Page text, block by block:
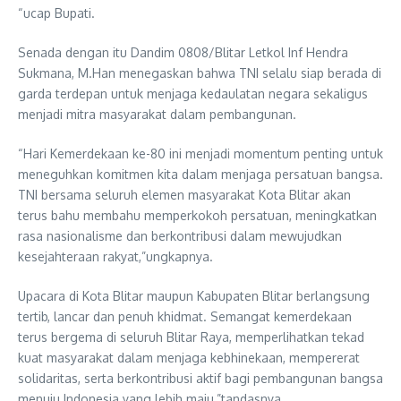
“ucap Bupati.
Senada dengan itu Dandim 0808/Blitar Letkol Inf Hendra
Sukmana, M.Han menegaskan bahwa TNI selalu siap berada di
garda terdepan untuk menjaga kedaulatan negara sekaligus
menjadi mitra masyarakat dalam pembangunan.
“Hari Kemerdekaan ke-80 ini menjadi momentum penting untuk
meneguhkan komitmen kita dalam menjaga persatuan bangsa.
TNI bersama seluruh elemen masyarakat Kota Blitar akan
terus bahu membahu memperkokoh persatuan, meningkatkan
rasa nasionalisme dan berkontribusi dalam mewujudkan
kesejahteraan rakyat,”ungkapnya.
Upacara di Kota Blitar maupun Kabupaten Blitar berlangsung
tertib, lancar dan penuh khidmat. Semangat kemerdekaan
terus bergema di seluruh Blitar Raya, memperlihatkan tekad
kuat masyarakat dalam menjaga kebhinekaan, mempererat
solidaritas, serta berkontribusi aktif bagi pembangunan bangsa